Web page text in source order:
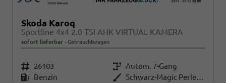
Skoda Karoq
Sportline 4x4 2.0 TSI AHK VIRTUAL KAMERA
sofort lieferbar Gebrauchtwagen
Fahrzeugnr. 26103 Getriebe Autom. 7-Gang
Kraftstoff Benzin Außenfarbe
Schwarz-Magic Perleffekt